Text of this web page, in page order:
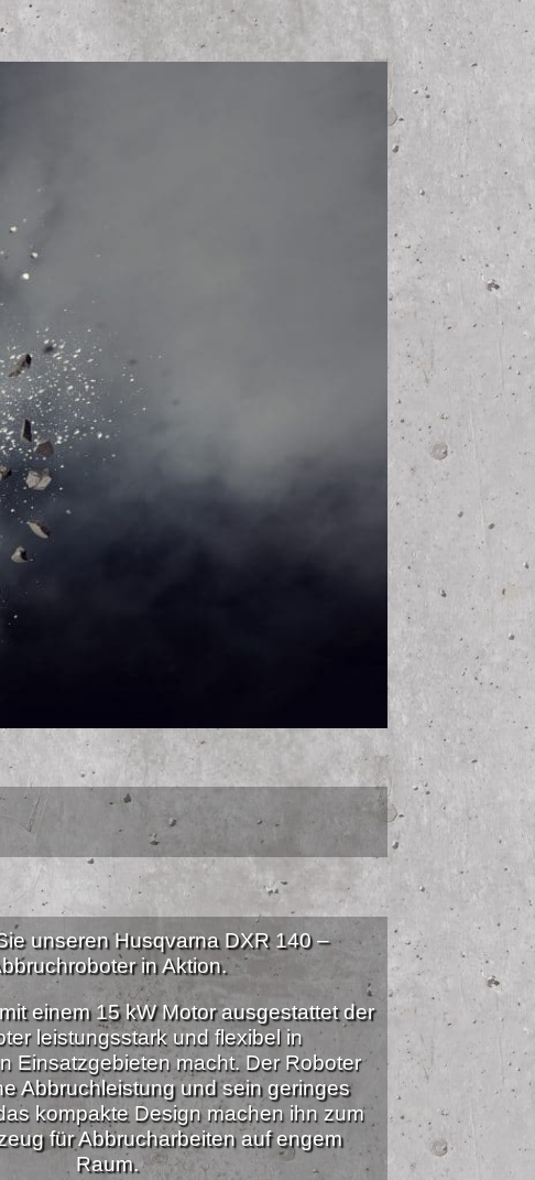
unseren Husqvarna DXR 140 –
in Aktion.
einem 15 kW Motor ausgestattet der
leistungsstark und flexibel in
Einsatzgebieten macht. Der Roboter
Abbruchleistung und sein geringes
kompakte Design machen ihn zum
für Abbrucharbeiten auf engem
Raum.